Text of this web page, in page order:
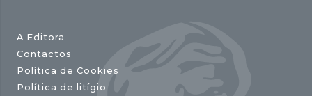
A Editora
Contactos
Política de Cookies
Política de litígio